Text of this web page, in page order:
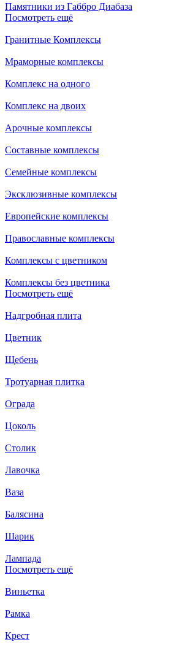
Памятники из Габбро Диабаза
Посмотреть ещё
Гранитные Комплексы
Мраморные комплексы
Комплекс на одного
Комплекс на двоих
Арочные комплексы
Составные комплексы
Семейные комплексы
Эксклюзивные комплексы
Европейские комплексы
Православные комплексы
Комплексы с цветником
Комплексы без цветника
Посмотреть ещё
Надгробная плита
Цветник
Щебень
Тротуарная плитка
Ограда
Цоколь
Столик
Лавочка
Ваза
Балясина
Шарик
Лампада
Посмотреть ещё
Виньетка
Рамка
Крест